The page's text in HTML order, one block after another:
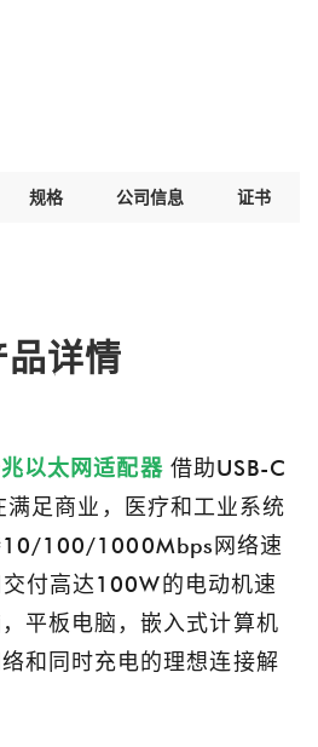
规格 公司信息 证书
品详情
以太网适配器借助USB-C
足商业，医疗和工业系统
10/100/1000Mbps网络速
付高达100W的电动机速
平板电脑，嵌入式计算机
和同时充电的理想连接解